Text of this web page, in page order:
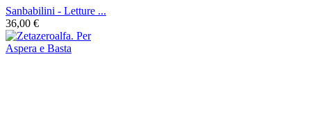
Sanbabilini - Letture ...
36,00 €